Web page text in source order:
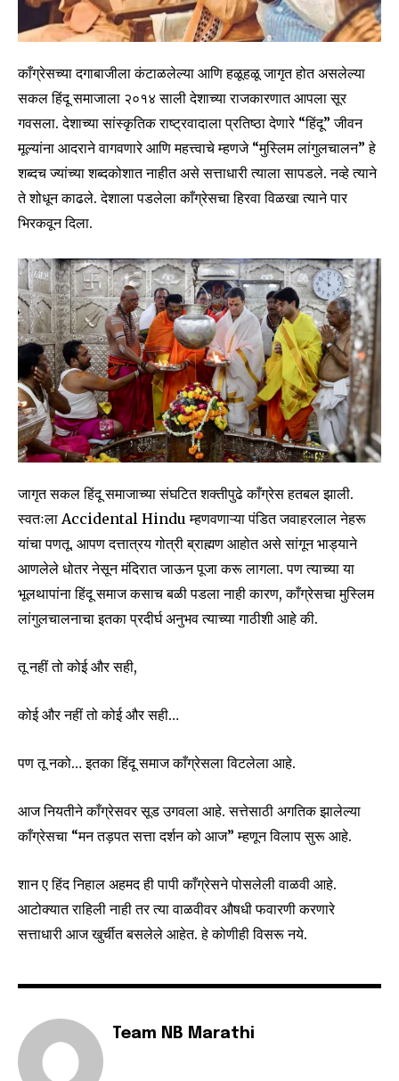
काँग्रेसच्या दगाबाजीला कंटाळलेल्या आणि हळूहळू जागृत होत असलेल्या
सकल हिंदू समाजाला २०१४ साली देशाच्या राजकारणात आपला सूर
गवसला. देशाच्या सांस्कृतिक राष्ट्रवादाला प्रतिष्ठा देणारे “हिंदू” जीवन
मूल्यांना आदराने वागवणारे आणि महत्त्वाचे म्हणजे “मुस्लिम लांगुलचालन” हे
शब्दच ज्यांच्या शब्दकोशात नाहीत असे सत्ताधारी त्याला सापडले. नव्हे त्याने
ते शोधून काढले. देशाला पडलेला काँग्रेसचा हिरवा विळखा त्याने पार
भिरकवून दिला.
जागृत सकल हिंदू समाजाच्या संघटित शक्तीपुढे काँग्रेस हतबल झाली.
स्वतःला Accidental Hindu म्हणवणाऱ्या पंडित जवाहरलाल नेहरू
यांचा पणतू. आपण दत्तात्रय गोत्री ब्राह्मण आहोत असे सांगून भाड्याने
आणलेले धोतर नेसून मंदिरात जाऊन पूजा करू लागला. पण त्याच्या या
भूलथापांना हिंदू समाज कसाच बळी पडला नाही कारण, काँग्रेसचा मुस्लिम
लांगुलचालनाचा इतका प्रदीर्घ अनुभव त्याच्या गाठीशी आहे की.
तू नहीं तो कोई और सही,
कोई और नहीं तो कोई और सही…
पण तू नको… इतका हिंदू समाज काँग्रेसला विटलेला आहे.
आज नियतीने काँग्रेसवर सूड उगवला आहे. सत्तेसाठी अगतिक झालेल्या
काँग्रेसचा “मन तड़पत सत्ता दर्शन को आज” म्हणून विलाप सुरू आहे.
शान ए हिंद निहाल अहमद ही पापी काँग्रेसने पोसलेली वाळवी आहे.
आटोक्यात राहिली नाही तर त्या वाळवीवर औषधी फवारणी करणारे
सत्ताधारी आज खुर्चीत बसलेले आहेत. हे कोणीही विसरू नये.
Team NB Marathi